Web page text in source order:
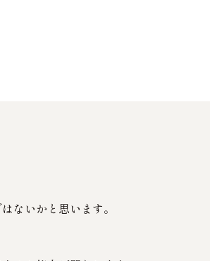
ないかと思います。